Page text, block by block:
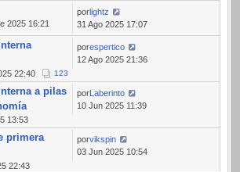
2025 16:21
porlightz
31 Ago 2025 17:07
22:40 123
porespertico
12 Ago 2025 21:36
a pilas
13:53
por Laberinto
10 Jun 2025 11:39
primera
22:43
porvikspin
03 Jun 2025 10:54